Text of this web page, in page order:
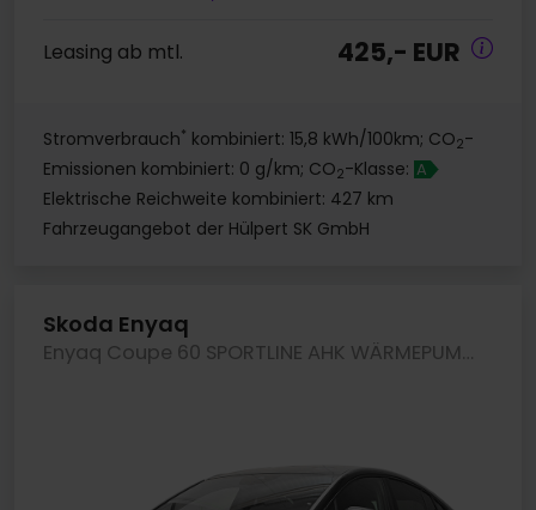
Leasing ab mtl. 425,- EUR
Stromverbrauch* kombiniert: 15,8 kWh/100km; CO2-
Emissionen kombiniert: 0 g/km; CO2-Klasse: A
Elektrische Reichweite kombiniert: 427 km
Fahrzeugangebot der Hülpert SK GmbH
Skoda Enyaq
Enyaq Coupe 60 SPORTLINE AHK WÄRMEPUMPE 360CAM